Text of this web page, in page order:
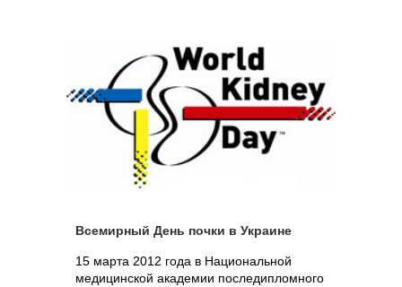
Всемирный День почки в Украине
15 марта 2012 года в Национальной
медицинской академии последипломного